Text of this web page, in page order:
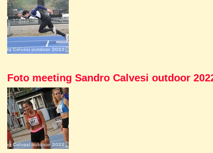
Foto meeting Sandro Calvesi outdoor